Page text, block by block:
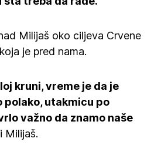
Milijaš oko ciljeva Crvene
je pred nama.
kruni, vreme je da je
polako, utakmicu po
važno da znamo naše
Milijaš.